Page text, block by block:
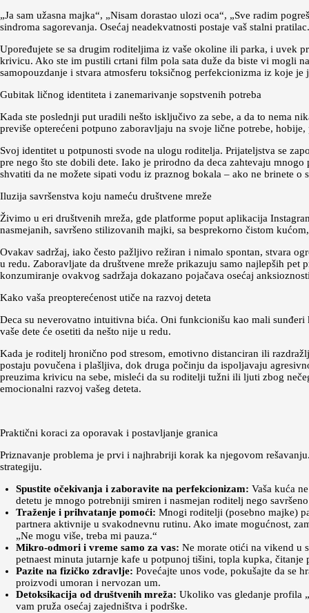
„Ja sam užasna majka“, „Nisam dorastao ulozi oca“, „Sve radim
sindroma sagorevanja. Osećaj neadekvatnosti postaje vaš stalni
Upoređujete se sa drugim roditeljima iz vaše okoline ili parka, i uvek
krivicu. Ako ste im pustili crtani film pola sata duže da biste vi mogli
samopouzdanje i stvara atmosferu toksičnog perfekcionizma iz koje
Gubitak ličnog identiteta i zanemarivanje sopstvenih potreba
Kada ste poslednji put uradili nešto isključivo za sebe, a da to nema
previše opterećeni potpuno zaboravljaju na svoje lične potrebe,
Svoj identitet u potpunosti svode na ulogu roditelja. Prijateljstva se
pre nego što ste dobili dete. Iako je prirodno da deca zahtevaju
shvatiti da ne možete sipati vodu iz praznog bokala – ako ne brinete
Iluzija savršenstva koju nameću društvene mreže
Živimo u eri društvenih mreža, gde platforme poput aplikacija
nasmejanih, savršeno stilizovanih majki, sa besprekorno čistom
Ovakav sadržaj, iako često pažljivo režiran i nimalo spontan, stvara
u redu. Zaboravljate da društvene mreže prikazuju samo najlepših
konzumiranje ovakvog sadržaja dokazano pojačava osećaj
Kako vaša preopterećenost utiče na razvoj deteta
Deca su neverovatno intuitivna bića. Oni funkcionišu kao mali
vaše dete će osetiti da nešto nije u redu.
Kada je roditelj hronično pod stresom, emotivno distanciran ili
postaju povučena i plašljiva, dok druga počinju da ispoljavaju
preuzima krivicu na sebe, misleći da su roditelji tužni ili ljuti zbog
emocionalni razvoj vašeg deteta.
Praktični koraci za oporavak i postavljanje granica
Priznavanje problema je prvi i najhrabriji korak ka njegovom
strategiju.
Spustite očekivanja i zaboravite na perfekcionizam: Vaša kuća
detetu je mnogo potrebniji smiren i nasmejan roditelj nego
Traženje i prihvatanje pomoći: Mnogi roditelji (posebno majke)
partnera aktivnije u svakodnevnu rutinu. Ako imate mogućnost,
„Ne mogu više, treba mi pauza.“
Mikro-odmori i vreme samo za vas: Ne morate otići na vikend u
petnaest minuta jutarnje kafe u potpunoj tišini, topla kupka,
Pazite na fizičko zdravlje: Povećajte unos vode, pokušajte da se
proizvodi umoran i nervozan um.
Detoksikacija od društvenih mreža: Ukoliko vas gledanje profila
vam pruža osećaj zajedništva i podrške.